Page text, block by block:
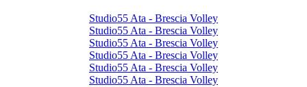
Studio55 Ata - Brescia Volley
Studio55 Ata - Brescia Volley
Studio55 Ata - Brescia Volley
Studio55 Ata - Brescia Volley
Studio55 Ata - Brescia Volley
Studio55 Ata - Brescia Volley